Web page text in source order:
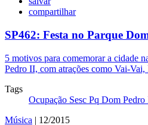
compartilhar
SP462: Festa no Parque
5 motivos para comemorar a cidade
Pedro II, com atrações como Vai-
Tags
Ocupação Sesc Pq Dom Pedro
Música | 12/2015